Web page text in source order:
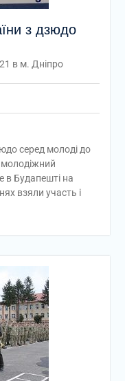
з дзюдо
в м. Дніпро
серед молоді до
молодіжний
в Будапешті на
взяли участь і